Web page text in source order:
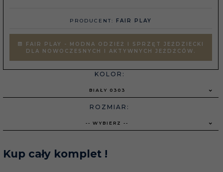
PRODUCENT: FAIR PLAY
FAIR PLAY - MODNA ODZIEŻ I SPRZĘT JEŹDZIECKI
DLA NOWOCZESNYCH I AKTYWNYCH JEŹDŹCÓW.
KOLOR:
BIAŁY 0303
ROZMIAR:
-- WYBIERZ --
Kup cały komplet !